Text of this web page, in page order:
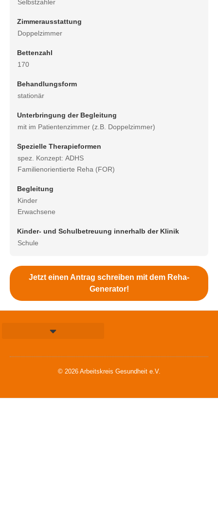
Selbstzahler
Zimmerausstattung
Doppelzimmer
Bettenzahl
170
Behandlungsform
stationär
Unterbringung der Begleitung
mit im Patientenzimmer (z.B. Doppelzimmer)
Spezielle Therapieformen
spez. Konzept: ADHS
Familienorientierte Reha (FOR)
Begleitung
Kinder
Erwachsene
Kinder- und Schulbetreuung innerhalb der Klinik
Schule
Jetzt einen Antrag schreiben mit dem Reha-
Generator!
© 2026 Arbeitskreis Gesundheit e.V.